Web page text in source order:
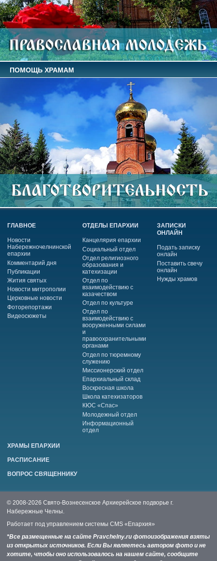
ПОМОЩЬ ХРАМАМ
ГЛАВНОЕ
Новости
Набережночелнинской
епархии
Комментарий дня
Публикации
Жития святых
Новости митрополии
Церковные новости
Фоторепортажи
Видеосюжеты
ОТДЕЛЫ ЕПАРХИИ
Канцелярия епархии
Социальный отдел
Отдел религиозного
образования и
катехизации
Отдел по
взаимодействию с
казачеством
Отдел по культуре
Отдел по
взаимодействию с
вооруженными силами
и
правоохранительными
органами
Отдел по тюремному
служению
Миссионерский отдел
Епархиальный склад
Воскресная школа
Школа катехизаторов
КЮС «Спас»
Молодежный отдел
Информационный
отдел
ЗАПИСКИ
ОНЛАЙН
Подать записку
онлайн
Поставить свечу
онлайн
Нужды храмов
ХРАМЫ ЕПАРХИИ
РАСПИСАНИЕ
ВОПРОС СВЯЩЕННИКУ
© 2008-2026 Свято-Вознесенское Архиерейское подворье г.
Набережные Челны.
Работает под управлением системы CMS «Епархия»
*Все размещенные на сайте Pravchelny.ru фотоизображения взяты
из открытых источников. Если Вы являетесь автором фото и не
хотите, чтобы оно использовалось на нашем сайте, сообщите